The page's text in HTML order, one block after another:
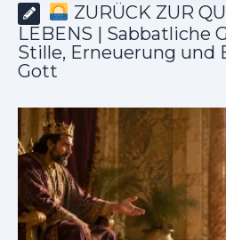
ZURÜCK ZUR
LEBENS | Sabbatliche
Stille, Erneuerung und
Gott